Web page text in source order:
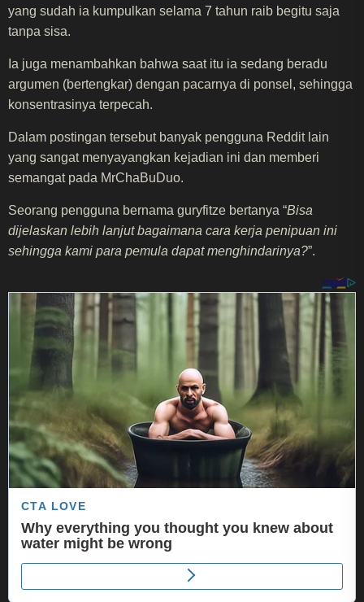
yang sudah ia kumpulkan selama 7 tahun raib begitu saja
tanpa sisa.
Ia juga menambahkan bahwa saat itu ia sedang beradu
argumen (bertengkar) dengan pacarnya di ponsel, sehingga
konsentrasinya terpecah.
Dalam postingan tersebut banyak pengguna Reddit lain
yang sangat menyayangkan kejadian ini dan memberi
semangat pada MrChaBuDuo.
Seorang pengguna bernama guryfitze bertanya “Bisa
dijelaskan lebih lanjut bagaimana cara kerja penipuan ini
sehingga kami para pemula dapat menghindarinya?”.